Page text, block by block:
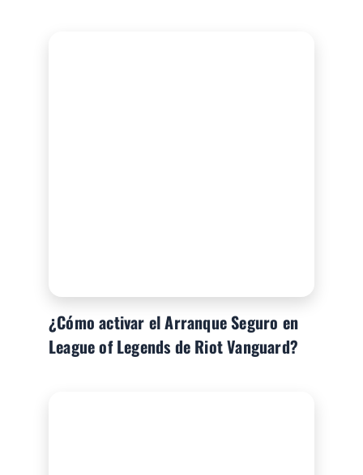
¿Cómo activar el Arranque Seguro en
League of Legends de Riot Vanguard?